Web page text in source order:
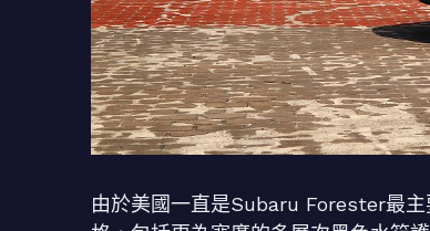
由於美國一直是Subaru Forester最